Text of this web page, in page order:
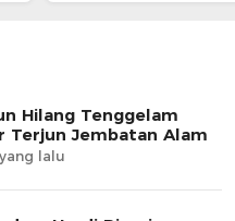
Hilang Tenggelam
Terjun Jembatan Alam
lalu